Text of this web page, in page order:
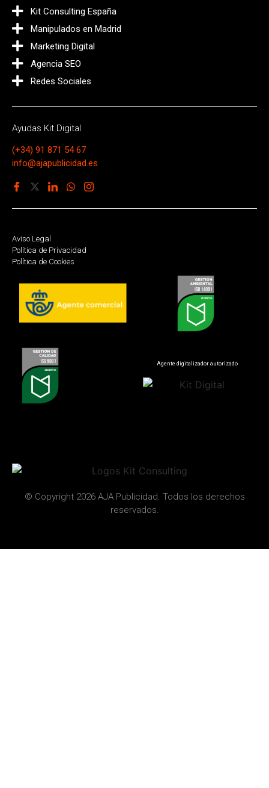
Kit Consulting España
Manipulados en Madrid
Marketing Digital
Agencia SEO
Redes Sociales
Ayudas Kit Digital
(+34) 91 871 54 67
info@ajapublicidad.es
Aviso Legal
Política de Privacidad
Política de Cookies
Agente digitalizador autorizado
© Copyright 2026 AJA Publicidad. Todos los derechos
reservados.